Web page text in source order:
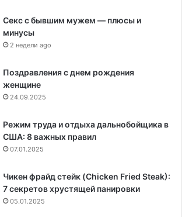
Секс с бывшим мужем — плюсы и
минусы
2 недели ago
Поздравления с днем рождения
женщине
24.09.2025
Режим труда и отдыха дальнобойщика в
США: 8 важных правил
07.01.2025
Чикен фрайд стейк (Chicken Fried Steak):
7 секретов хрустящей панировки
05.01.2025